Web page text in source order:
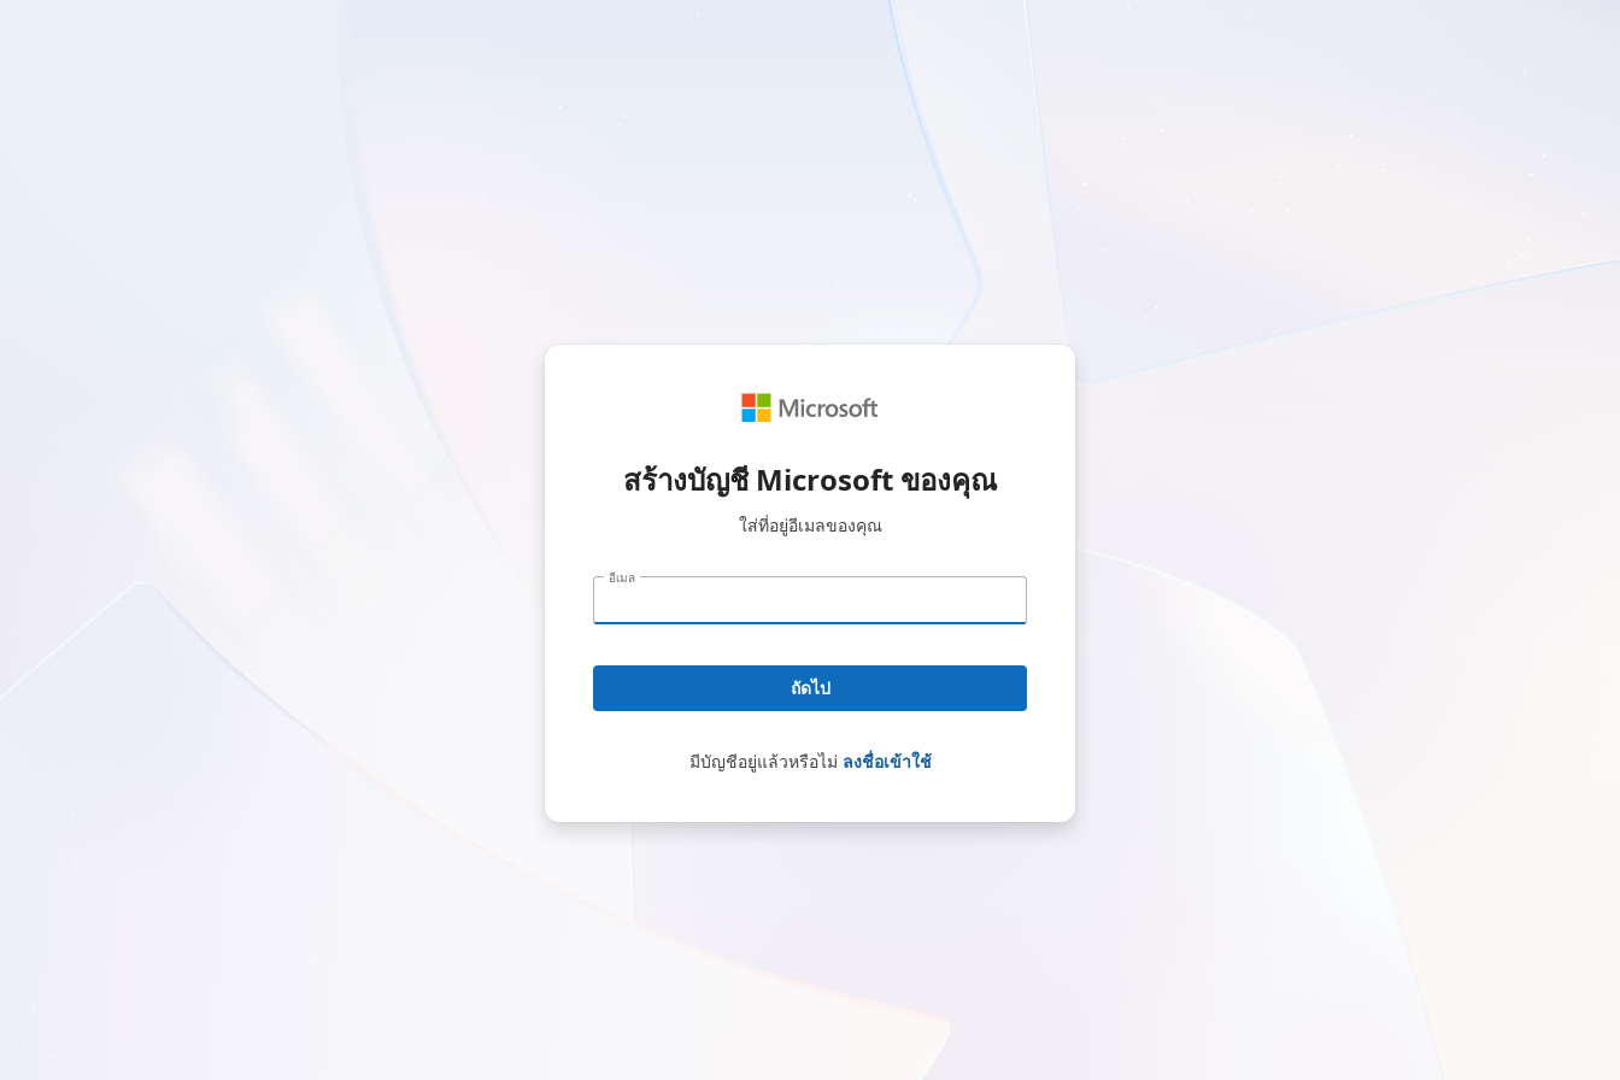
สร้างบัญชี Microsoft ของคุณ
ใส่ที่อยู่อีเมลของคุณ
อีเมล
ถัดไป
มีบัญชีอยู่แล้วหรือไม่ ลงชื่อเข้าใช้